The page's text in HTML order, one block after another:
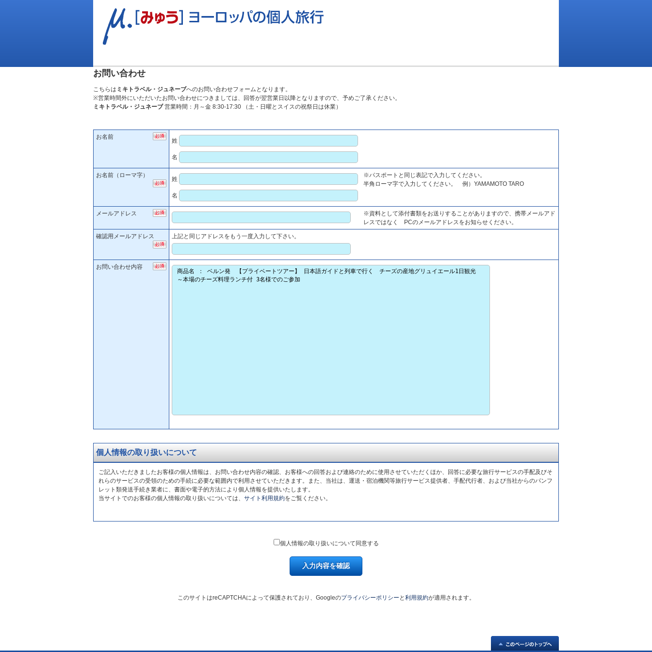
お問い合わせ
こちらは ミキトラベル・ジュネーブへのお問い合わせフォームとなります。
※営業時間外にいただいたお問い合わせにつきましては、回答が翌営業日以降となりますので、予めご了承ください。
ミキトラベル・ジュネーブ営業時間：月～金 8:30-17:30 （土・日曜とスイスの祝祭日は休業）
お名前
姓
名
お名前（ローマ字）
姓
名
※パスポートと同じ表記で入力してください。
半角ローマ字で入力してください。 例）YAMAMOTO TARO
メールアドレス
※資料として添付書類をお送りすることがありますので、携帯メールアド
レスではなく PCのメールアドレスをお知らせください。
確認用メールアドレス 上記と同じアドレスをもう一度入力して下さい。
お問い合わせ内容
個人情報の取り扱いについて
ご記入いただきましたお客様の個人情報は、お問い合わせ内容の確認、お客様への回答および連絡のために使用させていただくほか、回答に必要な旅行サービスの手配及びそ
れらのサービスの受領のための手続に必要な範囲内で利用させていただきます。また、当社は、運送・宿泊機関等旅行サービス提供者、手配代行者、および当社からのパンフ
レット類発送手続き業者に、書面や電子的方法により個人情報を提供いたします。
当サイトでのお客様の個人情報の取り扱いについては、 サイト利用規約をご覧ください。
個人情報の取り扱いについて同意する
入力内容を確認
このサイトはreCAPTCHAによって保護されており、Googleのプライバシーポリシー と 利用規約が適用されます。